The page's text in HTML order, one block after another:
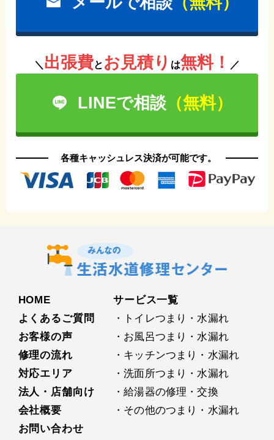
＼ 出張費と お見積り は無料！ ／
LINEで相談（無料）
各種キャッシュレス決済が可能です。
HOME
よくあるご質問
お客様の声
修理の流れ
対応エリア
法人・店舗向け
会社概要
お問い合わせ
サービス⼀覧
・トイレつまり・水漏れ
・お⾵呂つまり・水漏れ
・キッチンつまり・水漏れ
・洗⾯所つまり・水漏れ
・給湯器の修理・交換
・その他のつまり・水漏れ